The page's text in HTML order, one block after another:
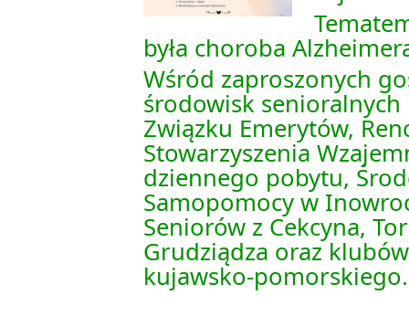
była choroba
Wśród zaproszonych
środowisk
Związku Emerytów,
Stowarzyszenia
dziennego pobytu,
Samopomocy w
Seniorów z Cekcyna,
Grudziądza oraz
kujawsko-pomorskiego.